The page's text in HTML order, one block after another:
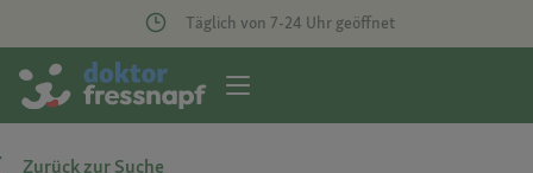
Täglich von 7-24 Uhr geöffnet
Zurück zur Suche